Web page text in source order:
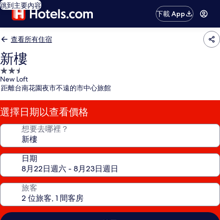
跳到主要內容
下載 App
查看所有住宿
新樓
2.5
星
級
住
宿
New Loft
距離台南花園夜市不遠的市中心旅館
選擇日期以查看價格
想要去哪裡？
日期
旅客